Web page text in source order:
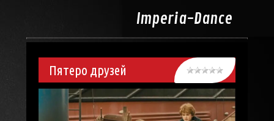
Imperia-Dance
Пятеро друзей